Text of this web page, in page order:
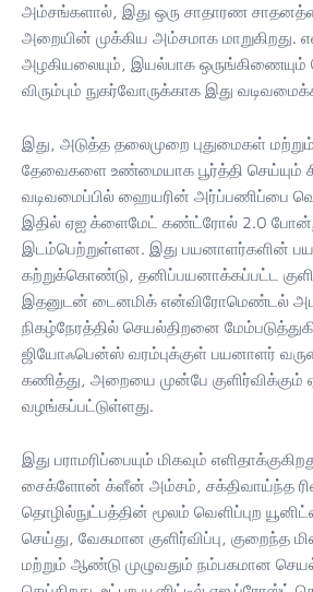
அம்சங்களால், இது ஒரு சாதாரண
அறையின் முக்கிய அம்சமாக மாறுகிறது.
அழகியலையும், இயல்பாக ஒருங்கிணையும்
விரும்பும் நுகர்வோருக்காக இது
இது, அடுத்த தலைமுறை புதுமைகள்
தேவைகளை உண்மையாக பூர்த்தி செய்யும்
வடிவமைப்பில் ஹையரின் அர்ப்பணிப்பை
இதில் ஏஐ க்ளைமேட் கண்ட்ரோல் 2.0
இடம்பெற்றுள்ளன. இது பயனாளர்களின்
கற்றுக்கொண்டு, தனிப்பயனாக்கப்பட்ட
இதனுடன் டைனமிக் என்விரோமெண்டல்
நிகழ்நேரத்தில் செயல்திறனை
ஜியோஃபென்ஸ் வரம்புக்குள் பயனாளர்
கணித்து, அறையை முன்பே குளிர்விக்கும்
வழங்கப்பட்டுள்ளது.
இது பராமரிப்பையும் மிகவும்
சைக்ளோன் க்ளீன் அம்சம், சக்திவாய்ந்த
தொழில்நுட்பத்தின் மூலம் வெளிப்புற
செய்து, வேகமான குளிர்விப்பு, குறைந்த
மற்றும் ஆண்டு முழுவதும் நம்பகமான